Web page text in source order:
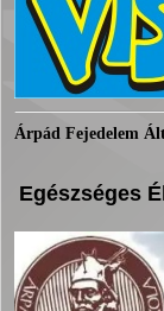
Árpád Fejedelem
Egészséges